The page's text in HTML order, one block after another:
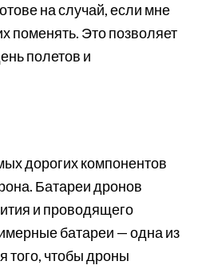
на случай, если мне
поменять. Это позволяет
полетов и
дорогих компонентов
Батареи дронов
и проводящего
батареи — одна из
того, чтобы дроны